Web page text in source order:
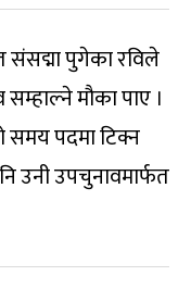
संसद्मा पुगेका रविले
मौका पाए ।
समय पदमा टिक्न
उनी उपचुनावमार्फत